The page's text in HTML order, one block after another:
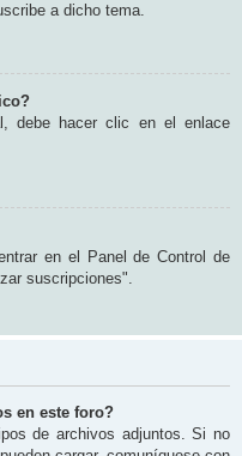
a dicho tema.
debe hacer clic en el enlace
en el Panel de Control de
suscripciones".
en este foro?
de archivos adjuntos. Si no